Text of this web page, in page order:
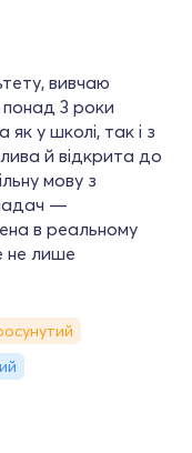
вивчаю
понад 3 роки
у школі, так і з
й відкрита до
мову з
—
в реальному
не лише